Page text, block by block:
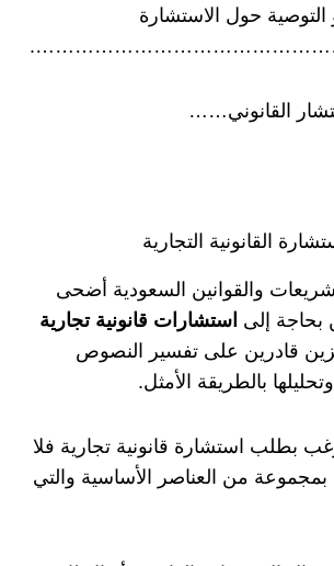
التوصية حول الاستشارة
القانوني……
القانونية التجارية
والقوانين السعودية أضحى
بحاجة إلى استشارات قانونية تجارية
قادرين على تفسير النصوص
بالطريقة الأمثل.
بطلب استشارة قانونية تجارية فلا
بمجموعة من العناصر الأساسية والتي